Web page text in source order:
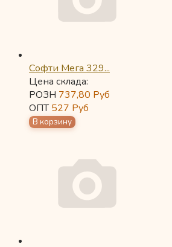
Софти Мега 329...
Цена склада:
РОЗН 737,80 Руб
ОПТ527 Руб